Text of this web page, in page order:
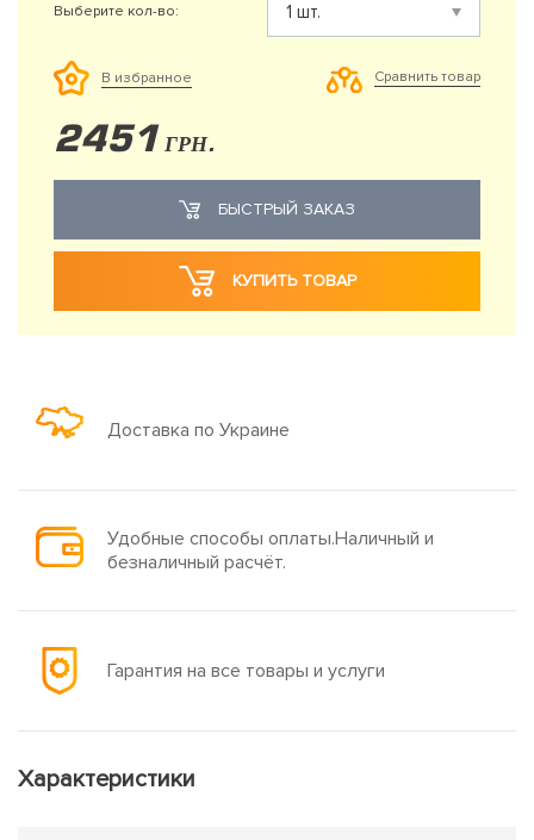
Выберите кол-во:
В избранное Сравнить товар
2451 ГРН.
БЫСТРЫЙ ЗАКАЗ
КУПИТЬ ТОВАР
Доставка по Украине
Удобные способы оплаты.Наличный и
безналичный расчёт.
Гарантия на все товары и услуги
Характеристики